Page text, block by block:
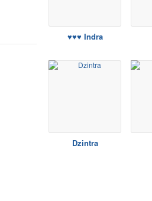
♥♥♥ Indra
Dzintra